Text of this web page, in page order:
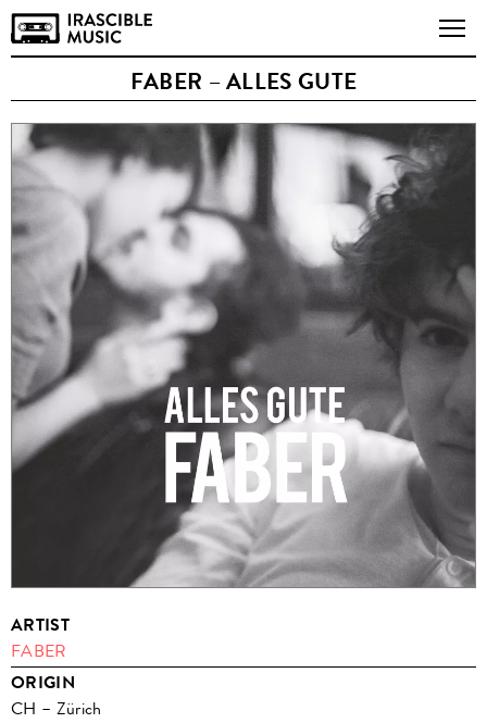
FABER – ALLES GUTE
ARTIST
FABER
ORIGIN
CH – Zürich